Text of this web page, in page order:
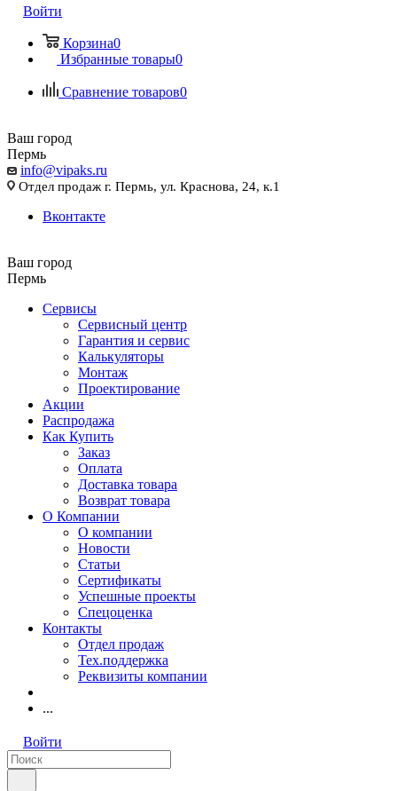
Войти
Корзина0
Избранные товары0
Сравнение товаров0
Ваш город
Пермь
info@vipaks.ru
Отдел продаж г. Пермь, ул. Краснова, 24, к.1
Вконтакте
Ваш город
Пермь
Сервисы
Сервисный центр
Гарантия и сервис
Калькуляторы
Монтаж
Проектирование
Акции
Распродажа
Как Купить
Заказ
Оплата
Доставка товара
Возврат товара
О Компании
О компании
Новости
Статьи
Сертификаты
Успешные проекты
Спецоценка
Контакты
Отдел продаж
Тех.поддержка
Реквизиты компании
...
Войти